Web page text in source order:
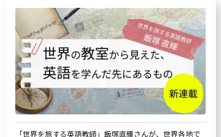
「世界を旅する英語教師」飯塚直輝さんが、世界各地で